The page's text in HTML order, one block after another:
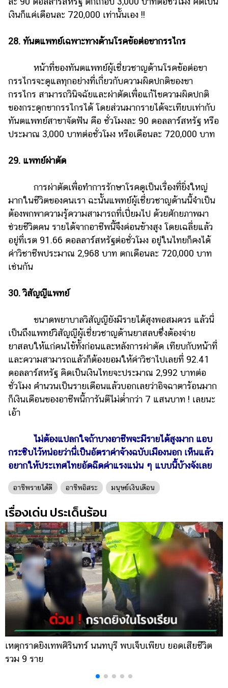
เงินก็แค่เดือนละ 720,000 เท่านั้นเอง !!
28. ทันตแพทย์เฉพาะทางด้านโรคข้อต่อขากรรไกร
หน้าที่ของทันตแพทย์ผู้เชี่ยวชาญด้านโรคข้อต่อขา
กรรไกรจะดูแลทุกอย่างที่เกี่ยวกับความผิดปกติของขา
กรรไกร สามารถวินิจฉัยและผ่าตัดเพื่อแก้ไขความผิดปกติ
ของกระดูกขากรรไกรได้ โดยส่วนมากรายได้จะเทียบเท่ากับ
ทันตแพทย์สาขาจัดฟัน คือ ชั่วโมงละ 90 ดอลลาร์สหรัฐ หรือ
ประมาณ 3,000 บาทต่อชั่วโมง หรือเดือนละ 720,000 บาท
29. แพทย์ผ่าตัด
การผ่าตัดเพื่อทำการรักษาโรคดูเป็นเรื่องที่ยิ่งใหญ่
มากในชีวิตของคนเรา ฉะนั้นแพทย์ผู้เชี่ยวชาญด้านนี้จำเป็น
ต้องพกพาความรู้ความสามารถที่เปี่ยมไป ด้วยศักยภาพมา
ช่วยชีวิตคน รายได้จากอาชีพนี้จึงค่อนข้างสูง โดยเฉลี่ยแล้ว
อยู่ที่เรต 91.66 ดอลลาร์สหรัฐต่อชั่วโมง อยู่ในไทยก็คงได้
ค่าวิชาชีพประมาณ 2,968 บาท ตกเดือนละ 720,000 บาท
เช่นกัน
30. วิสัญญีแพทย์
ขนาดพยาบาลวิสัญญียังมีรายได้สูงพอสมควร แล้วนี่
เป็นถึงแพทย์วิสัญญีผู้เชี่ยวชาญด้านยาสลบซึ่งต้องจ่าย
ยาสลบให้แก่คนไข้ทั้งก่อนและหลังการผ่าตัด เทียบกับหน้าที่
และความสามารถแล้วก็ต้องยอมให้ค่าวิชาไปเลยที่ 92.41
ดอลลาร์สหรัฐ คิดเป็นเงินไทยจะประมาณ 2,992 บาทต่อ
ชั่วโมง คำนวนเป็นรายเดือนแล้วบอกเลยว่าอิจฉาตาร้อนมาก
ก็เงินเดือนของอาชีพนี้การันตีไม่ต่ำกว่า 7 แสนบาท ! เลยนะ
เอ้า
ไม่ต้องแปลกใจถ้าบางอาชีพจะมีรายได้สูงมาก แอบ
กระซิบไว้หน่อยว่านี่เป็นอัตราค่าจ้างฉบับเมืองนอก เห็นแล้ว
อยากให้ประเทศไทยอัดฉีดค่าแรงแน่น ๆ แบบนี้บ้างจังเลย
อาชีพรายได้ดี อาชีพอิสระ มนุษย์เงินเดือน
เรื่องเด่น ประเด็นร้อน
เหตุกราดยิงเทพศิรินทร์ นนทบุรี พบเจ็บเพียบ ยอดเสียชีวิต
รวม 9 ราย